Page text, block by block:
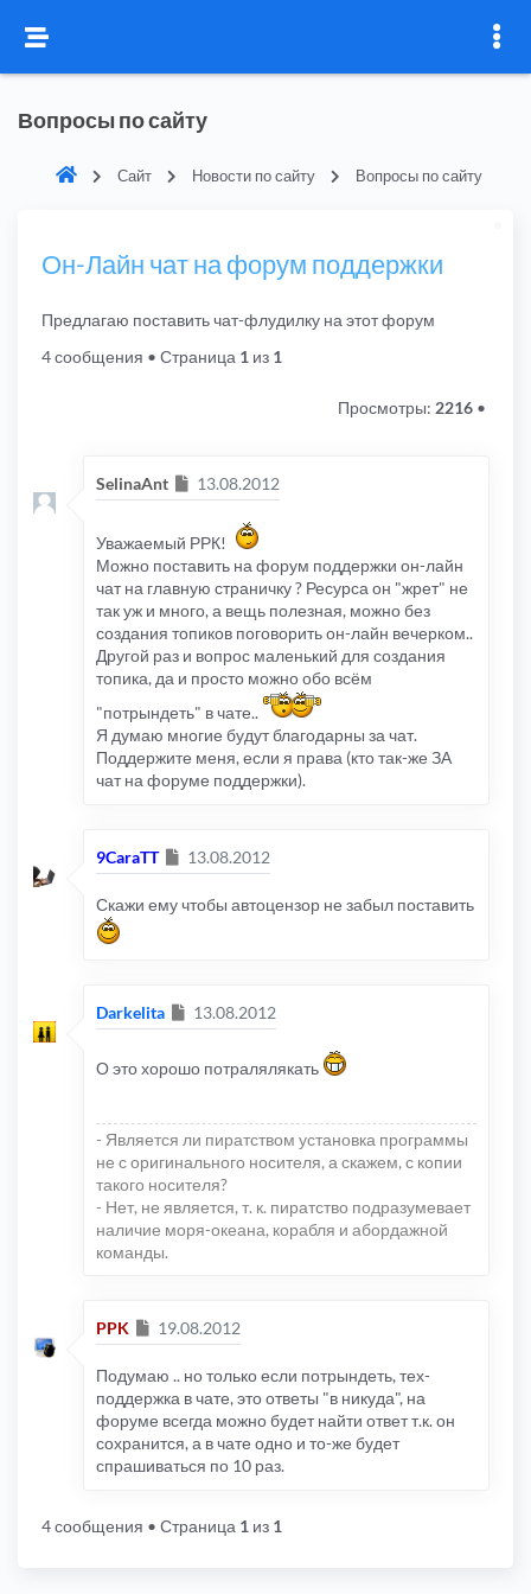
Вопросы по сайту
Сайт Новости по сайту Вопросы по сайту
Он-Лайн чат на форум поддержки
Предлагаю поставить чат-флудилку на этот форум
4 сообщения • Страница 1 из 1
Просмотры: 2216 •
SelinaAnt Сообщение
13.08.2012
Уважаемый РРК!
Можно поставить на форум поддержки он-лайн
чат на главную страничку ? Ресурса он "жрет" не
так уж и много, а вещь полезная, можно без
создания топиков поговорить он-лайн вечерком..
Другой раз и вопрос маленький для создания
топика, да и просто можно обо всём
"потрындеть" в чате..
Я думаю многие будут благодарны за чат.
Поддержите меня, если я права (кто так-же ЗА
чат на форуме поддержки).
9CaraTT Сообщение
13.08.2012
Скажи ему чтобы автоцензор не забыл поставить
Darkelita Сообщение
13.08.2012
О это хорошо потралялякать
- Является ли пиратством установка программы
не с оригинального носителя, а скажем, с копии
такого носителя?
- Нет, не является, т. к. пиратство подразумевает
наличие моря-океана, корабля и абордажной
команды.
PPK Сообщение
19.08.2012
Подумаю .. но только если потрындеть, тех-
поддержка в чате, это ответы "в никуда", на
форуме всегда можно будет найти ответ т.к. он
сохранится, а в чате одно и то-же будет
спрашиваться по 10 раз.
4 сообщения • Страница 1 из 1